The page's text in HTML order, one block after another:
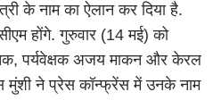
के नाम का ऐलान कर दिया है.
होंगे. गुरुवार (14 मई) को
पर्यवेक्षक अजय माकन और केरल
मुंशी ने प्रेस कॉन्फ्रेंस में उनके नाम